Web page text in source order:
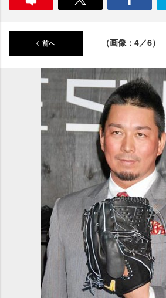
前へ （画像：4／6）